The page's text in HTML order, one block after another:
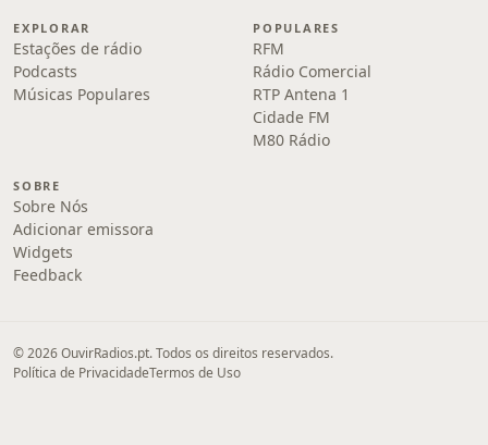
EXPLORAR
Estações de rádio
Podcasts
Músicas Populares
POPULARES
RFM
Rádio Comercial
RTP Antena 1
Cidade FM
M80 Rádio
SOBRE
Sobre Nós
Adicionar emissora
Widgets
Feedback
© 2026 OuvirRadios.pt. Todos os direitos reservados.
Política de PrivacidadeTermos de Uso